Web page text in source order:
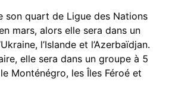
son quart de Ligue des Nations
mars, alors elle sera dans un
l’Islande et l’Azerbaïdjan.
elle sera dans un groupe à 5
Monténégro, les Îles Féroé et